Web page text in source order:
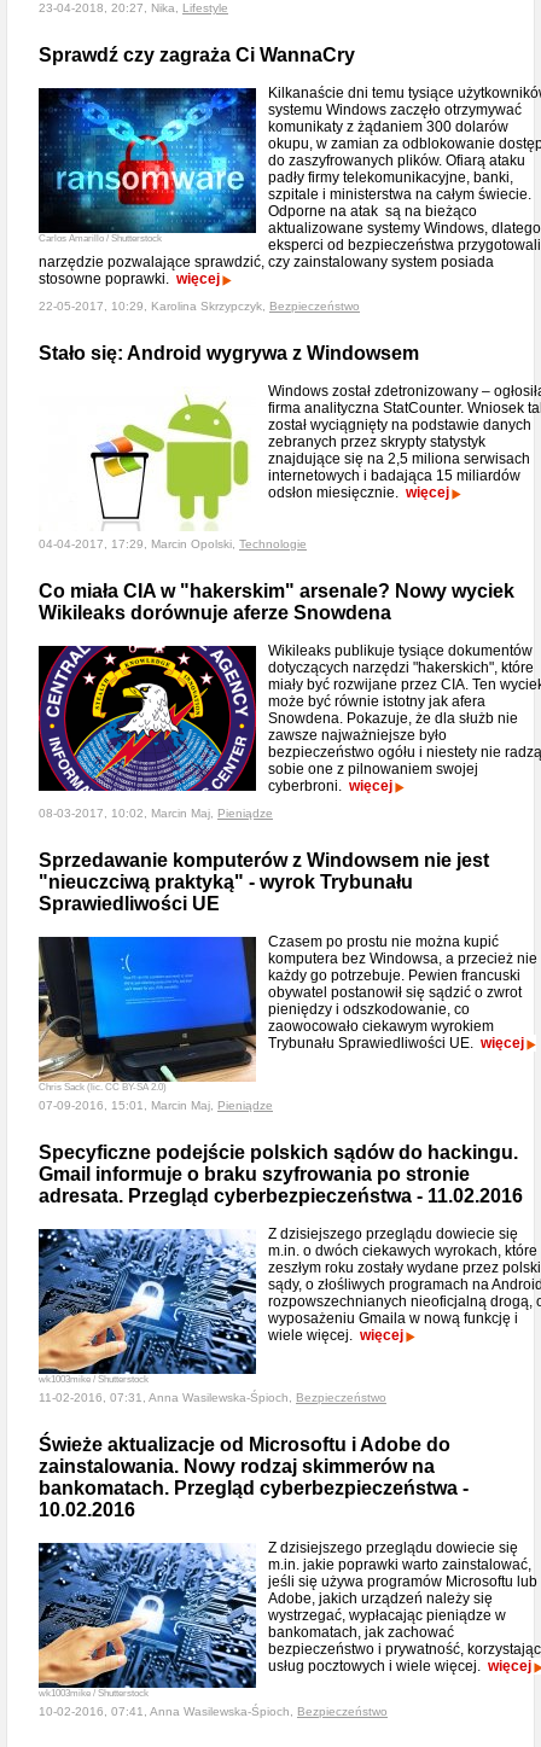
23-04-2018, 20:27, Nika, Lifestyle
Sprawdź czy zagraża Ci WannaCry
Carlos Amarillo / Shutterstock
Kilkanaście dni temu tysiące
systemu Windows zaczęło otrzymywać
komunikaty z żądaniem 300 dolarów
okupu, w zamian za odblokowanie
do zaszyfrowanych plików. Ofiarą ataku
padły firmy telekomunikacyjne, banki,
szpitale i ministerstwa na całym świecie.
Odporne na atak są na bieżąco
aktualizowane systemy Windows, dlatego
eksperci od bezpieczeństwa przygotowali
narzędzie pozwalające sprawdzić, czy zainstalowany system posiada
stosowne poprawki. więcej
22-05-2017, 10:29, Karolina Skrzypczyk, Bezpieczeństwo
Stało się: Android wygrywa z Windowsem
Windows został zdetronizowany –
firma analityczna StatCounter. Wniosek
został wyciągnięty na podstawie danych
zebranych przez skrypty statystyk
znajdujące się na 2,5 miliona serwisach
internetowych i badająca 15 miliardów
odsłon miesięcznie. więcej
04-04-2017, 17:29, Marcin Opolski, Technologie
Co miała CIA w "hakerskim" arsenale? Nowy wyciek
Wikileaks dorównuje aferze Snowdena
Wikileaks publikuje tysiące dokumentów
dotyczących narzędzi "hakerskich", które
miały być rozwijane przez CIA. Ten
może być równie istotny jak afera
Snowdena. Pokazuje, że dla służb nie
zawsze najważniejsze było
bezpieczeństwo ogółu i niestety nie radzą
sobie one z pilnowaniem swojej
cyberbroni. więcej
08-03-2017, 10:02, Marcin Maj, Pieniądze
Sprzedawanie komputerów z Windowsem nie jest
"nieuczciwą praktyką" - wyrok Trybunału
Sprawiedliwości UE
Chris Sack (lic. CC BY-SA 2.0)
Czasem po prostu nie można kupić
komputera bez Windowsa, a przecież nie
każdy go potrzebuje. Pewien francuski
obywatel postanowił się sądzić o zwrot
pieniędzy i odszkodowanie, co
zaowocowało ciekawym wyrokiem
Trybunału Sprawiedliwości UE. więcej
07-09-2016, 15:01, Marcin Maj, Pieniądze
Specyficzne podejście polskich sądów do hackingu.
Gmail informuje o braku szyfrowania po stronie
adresata. Przegląd cyberbezpieczeństwa - 11.02.2016
wk1003mike / Shutterstock
Z dzisiejszego przeglądu dowiecie się
m.in. o dwóch ciekawych wyrokach, które
zeszłym roku zostały wydane przez
sądy, o złośliwych programach na
rozpowszechnianych nieoficjalną drogą,
wyposażeniu Gmaila w nową funkcję i
wiele więcej. więcej
11-02-2016, 07:31, Anna Wasilewska-Śpioch, Bezpieczeństwo
Świeże aktualizacje od Microsoftu i Adobe do
zainstalowania. Nowy rodzaj skimmerów na
bankomatach. Przegląd cyberbezpieczeństwa -
10.02.2016
wk1003mike / Shutterstock
Z dzisiejszego przeglądu dowiecie się
m.in. jakie poprawki warto zainstalować,
jeśli się używa programów Microsoftu lub
Adobe, jakich urządzeń należy się
wystrzegać, wypłacając pieniądze w
bankomatach, jak zachować
bezpieczeństwo i prywatność,
usług pocztowych i wiele więcej. więcej
10-02-2016, 07:41, Anna Wasilewska-Śpioch, Bezpieczeństwo